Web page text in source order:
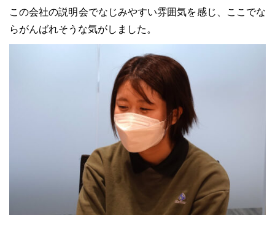
この会社の説明会でなじみやすい雰囲気を感じ、ここでな
らがんばれそうな気がしました。